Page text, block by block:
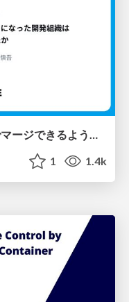
全PRの83%がAIレビューだけでマージできるようになった開発組織はその後どうなったか
1 1.4k